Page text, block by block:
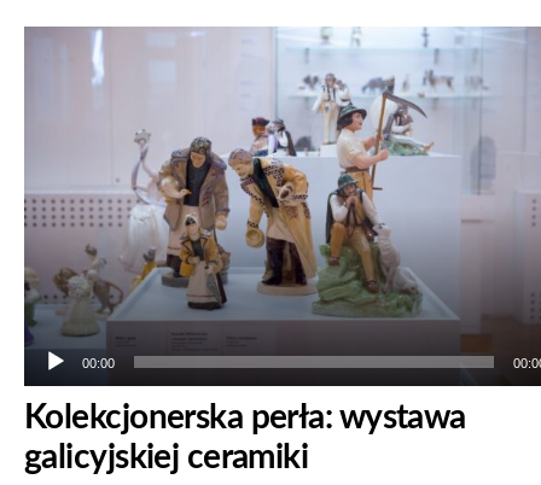
Odtwarzacz
00:00
Kolekcjonerska perła: wystawa
galicyjskiej ceramiki